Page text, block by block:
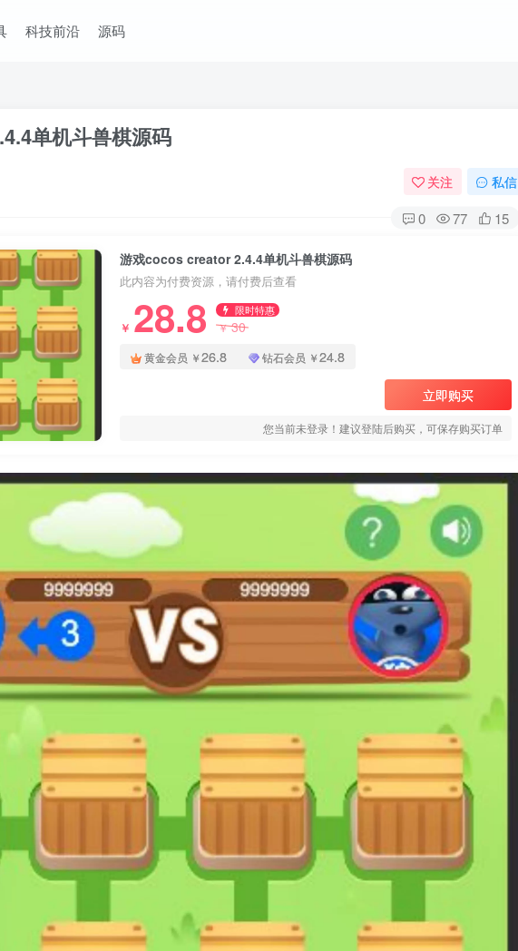
科技前沿 源码
单机斗兽棋源码
关注 私信
0 77 15
游戏cocos creator 2.4.4单机斗兽棋源码
此内容为付费资源，请付费后查看
￥ 28.8 限时特惠
￥30
黄金会员 ￥26.8 钻石会员 ￥24.8
立即购买
您当前未登录！建议登陆后购买，可保存购买订单